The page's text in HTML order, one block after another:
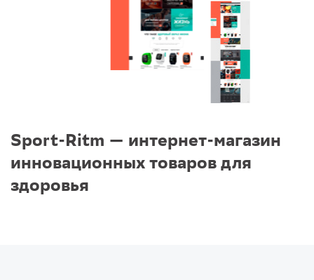
Sport-Ritm — интернет-магазин
инновационных товаров для
здоровья